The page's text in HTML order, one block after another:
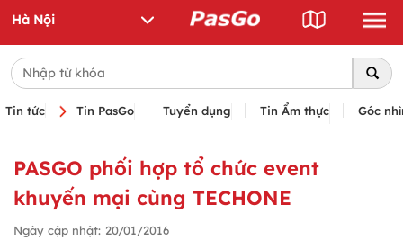
Tin tức Tin PasGo Tuyển dụng Tin Ẩm thực Góc
PASGO phối hợp tổ chức event
khuyến mại cùng TECHONE
Ngày cập nhật: 20/01/2016